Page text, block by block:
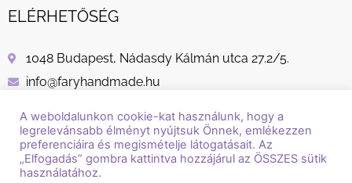
ELÉRHETŐSÉG
1048 Budapest, Nádasdy Kálmán utca 27.2/5.
info@faryhandmade.hu
A weboldalunkon cookie-kat használunk, hogy a
legrelevánsabb élményt nyújtsuk Önnek, emlékezzen
preferenciáira és megismételje látogatásait. Az
„Elfogadás” gombra kattintva hozzájárul az ÖSSZES sütik
használatához.